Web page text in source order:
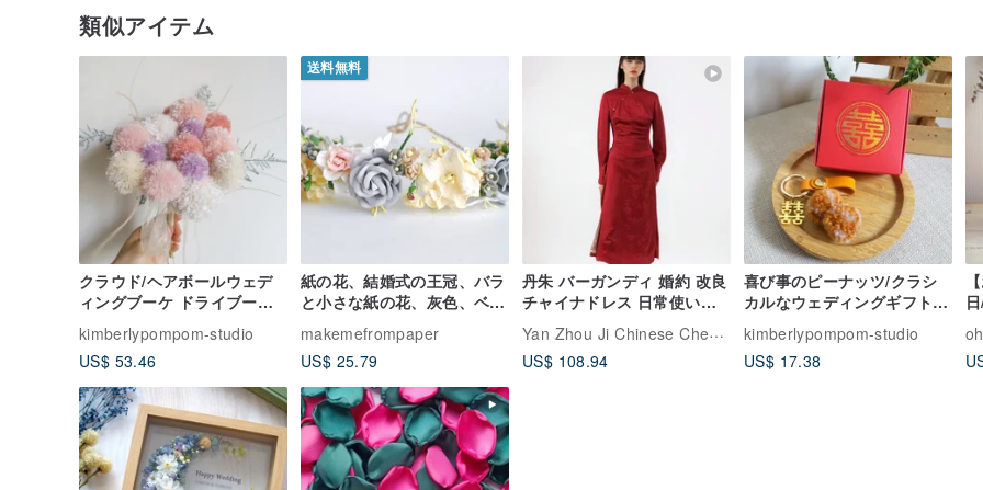
類似アイテム
クラウド/ヘアボールウェデ
ィングブーケ ドライブーケ/
ウェディング撮影アレンジメ
ント/ウェディングオーダー
ブーケ
kimberlypompom-studio
US$ 53.46
送料無料
紙の花、結婚式の王冠、バラ
と小さな紙の花、灰色、ベー
ジュ色
makemefrompaper
US$ 25.79
丹朱 バーガンディ 婚約 改良
チャイナドレス 日常使いで
きる上質な中国風スタイル
花嫁 ウェディング 披露宴ド
レス
Yan Zhou Ji Chinese Cheongsam
US$ 108.94
喜び事のピーナッツ/クラシ
カルなウェディングギフト/
エレガントでレトロなウェデ
ィングアイテム
kimberlypompom-studio
US$ 17.38